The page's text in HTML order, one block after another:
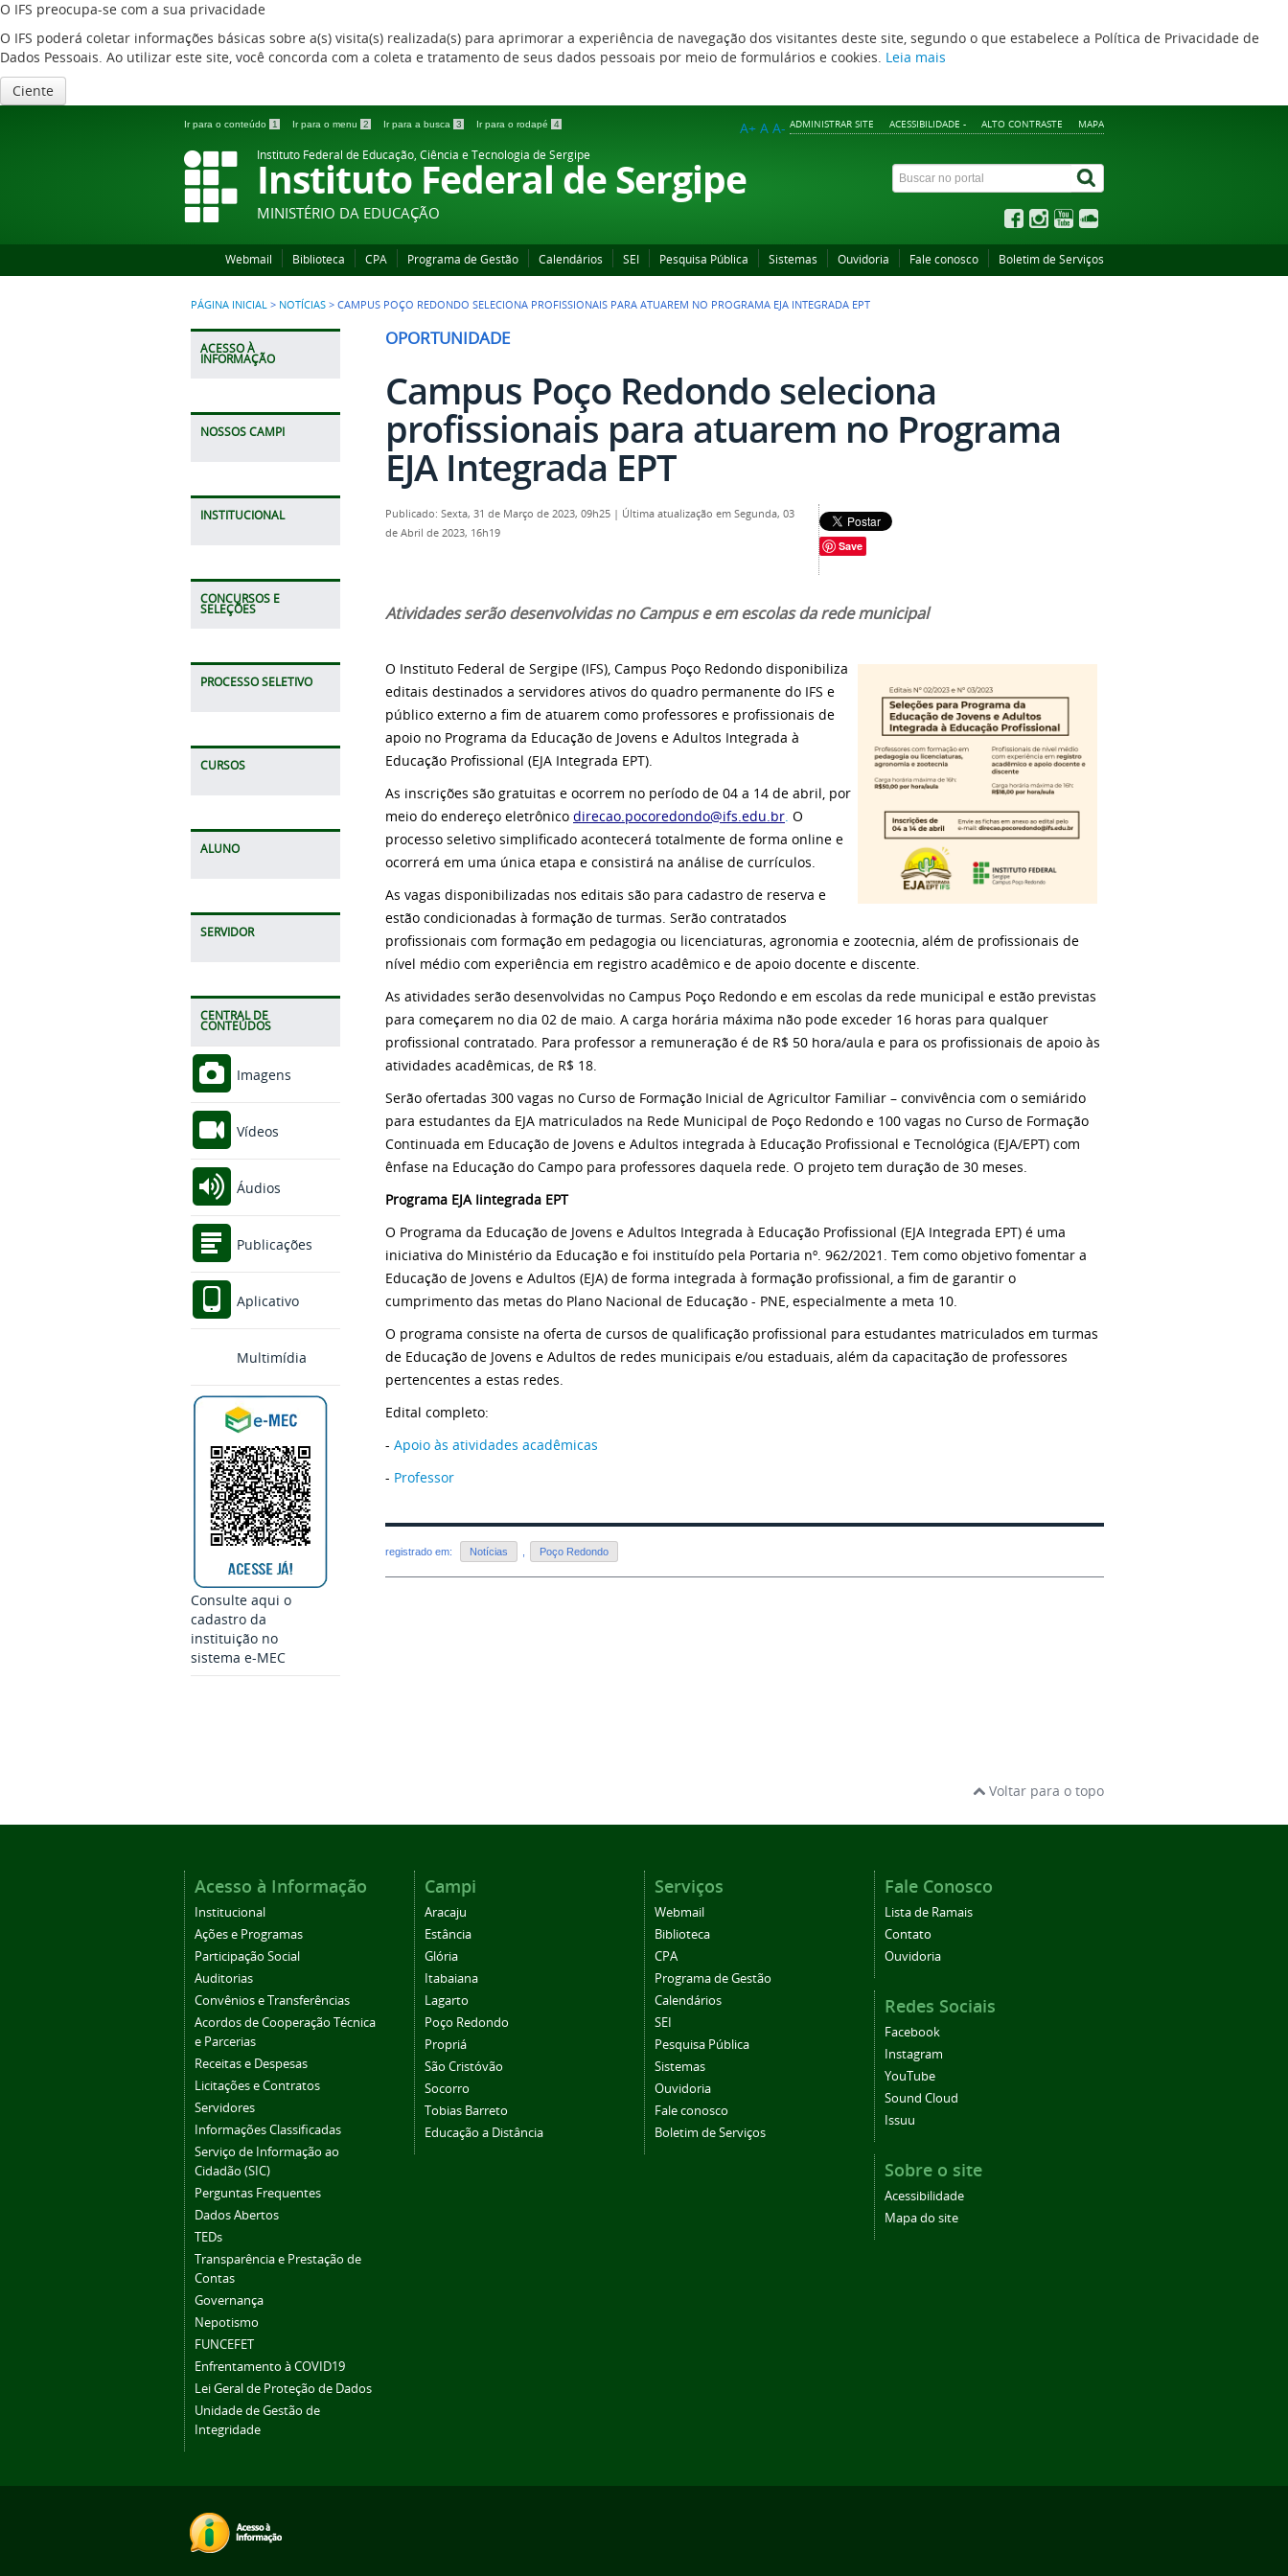
O IFS preocupa-se com a sua privacidade
O IFS poderá coletar informações básicas sobre a(s) visita(s) realizada(s) para aprimorar a experiência de navegação dos visitantes deste site, segundo o que estabelece a Política de Privacidade de
Dados Pessoais. Ao utilizar este site, você concorda com a coleta e tratamento de seus dados pessoais por meio de formulários e cookies. Leia mais
Ciente
Ir para o conteúdo 1 Ir para o menu 2 Ir para a busca 3 Ir para o rodapé 4 ADMINISTRAR SITE ACESSIBILIDADE - ALTO CONTRASTE MAPA
A+ A A-
Instituto Federal de Educação, Ciência e Tecnologia de Sergipe
Instituto Federal de Sergipe
MINISTÉRIO DA EDUCAÇÃO
Webmail Biblioteca CPA Programa de Gestão Calendários SEI Pesquisa Pública Sistemas Ouvidoria Fale conosco Boletim de Serviços
PÁGINA INICIAL > NOTÍCIAS > CAMPUS POÇO REDONDO SELECIONA PROFISSIONAIS PARA ATUAREM NO PROGRAMA EJA INTEGRADA EPT
ACESSO À
INFORMAÇÃO
NOSSOS CAMPI
INSTITUCIONAL
CONCURSOS E
SELEÇÕES
PROCESSO SELETIVO
CURSOS
ALUNO
SERVIDOR
CENTRAL DE
CONTEÚDOS
Imagens
Vídeos
Áudios
Publicações
Aplicativo
Multimídia
Consulte aqui o
cadastro da
instituição no
sistema e-MEC
OPORTUNIDADE
Campus Poço Redondo seleciona
profissionais para atuarem no Programa
EJA Integrada EPT
Publicado: Sexta, 31 de Março de 2023, 09h25 | Última atualização em Segunda, 03
de Abril de 2023, 16h19
Save
Atividades serão desenvolvidas no Campus e em escolas da rede municipal
O Instituto Federal de Sergipe (IFS), Campus Poço Redondo disponibiliza
editais destinados a servidores ativos do quadro permanente do IFS e
público externo a fim de atuarem como professores e profissionais de
apoio no Programa da Educação de Jovens e Adultos Integrada à
Educação Profissional (EJA Integrada EPT).
As inscrições são gratuitas e ocorrem no período de 04 a 14 de abril, por
meio do endereço eletrônico direcao.pocoredondo@ifs.edu.br. O
processo seletivo simplificado acontecerá totalmente de forma online e
ocorrerá em uma única etapa e consistirá na análise de currículos.
As vagas disponibilizadas nos editais são para cadastro de reserva e
estão condicionadas à formação de turmas. Serão contratados
profissionais com formação em pedagogia ou licenciaturas, agronomia e zootecnia, além de profissionais de
nível médio com experiência em registro acadêmico e de apoio docente e discente.
As atividades serão desenvolvidas no Campus Poço Redondo e em escolas da rede municipal e estão previstas
para começarem no dia 02 de maio. A carga horária máxima não pode exceder 16 horas para qualquer
profissional contratado. Para professor a remuneração é de R$ 50 hora/aula e para os profissionais de apoio às
atividades acadêmicas, de R$ 18.
Serão ofertadas 300 vagas no Curso de Formação Inicial de Agricultor Familiar – convivência com o semiárido
para estudantes da EJA matriculados na Rede Municipal de Poço Redondo e 100 vagas no Curso de Formação
Continuada em Educação de Jovens e Adultos integrada à Educação Profissional e Tecnológica (EJA/EPT) com
ênfase na Educação do Campo para professores daquela rede. O projeto tem duração de 30 meses.
Programa EJA Iintegrada EPT
O Programa da Educação de Jovens e Adultos Integrada à Educação Profissional (EJA Integrada EPT) é uma
iniciativa do Ministério da Educação e foi instituído pela Portaria nº. 962/2021. Tem como objetivo fomentar a
Educação de Jovens e Adultos (EJA) de forma integrada à formação profissional, a fim de garantir o
cumprimento das metas do Plano Nacional de Educação - PNE, especialmente a meta 10.
O programa consiste na oferta de cursos de qualificação profissional para estudantes matriculados em turmas
de Educação de Jovens e Adultos de redes municipais e/ou estaduais, além da capacitação de professores
pertencentes a estas redes.
Edital completo:
- Apoio às atividades acadêmicas
- Professor
registrado em: Notícias Poço Redondo
Voltar para o topo
Acesso à Informação
Institucional
Ações e Programas
Participação Social
Auditorias
Convênios e Transferências
Acordos de Cooperação Técnica
e Parcerias
Receitas e Despesas
Licitações e Contratos
Servidores
Informações Classificadas
Serviço de Informação ao
Cidadão (SIC)
Perguntas Frequentes
Dados Abertos
TEDs
Transparência e Prestação de
Contas
Governança
Nepotismo
FUNCEFET
Enfrentamento à COVID19
Lei Geral de Proteção de Dados
Unidade de Gestão de
Integridade
Campi
Aracaju
Estância
Glória
Itabaiana
Lagarto
Poço Redondo
Propriá
São Cristóvão
Socorro
Tobias Barreto
Educação a Distância
Serviços
Webmail
Biblioteca
CPA
Programa de Gestão
Calendários
SEI
Pesquisa Pública
Sistemas
Ouvidoria
Fale conosco
Boletim de Serviços
Fale Conosco
Lista de Ramais
Contato
Ouvidoria
Redes Sociais
Facebook
Instagram
YouTube
Sound Cloud
Issuu
Sobre o site
Acessibilidade
Mapa do site